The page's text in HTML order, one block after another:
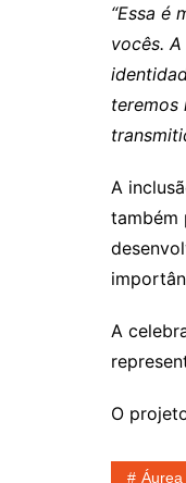
“Essa é
vocês.
teremos
A
também
A
O